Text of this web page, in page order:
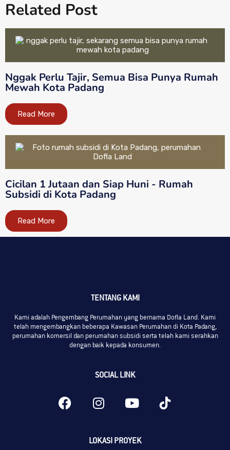
Related Post
Nggak Perlu Tajir, Semua Bisa Punya Rumah
Mewah Kota Padang
Read More
Cicilan 1 Jutaan dan Siap Huni - Rumah
Subsidi di Kota Padang
Read More
TENTANG KAMI
Kami adalah Pengembang Perumahan yang bernama Dofla Land. Kami
telah mengembangkan beberapa Kawasan Perumahan di Kota Padang,
perumahan komersil dan perumahan subsidi serta telah kami serahkan
dengan baik kepada konsumen.
SOCIAL LINK
LOKASI PROYEK